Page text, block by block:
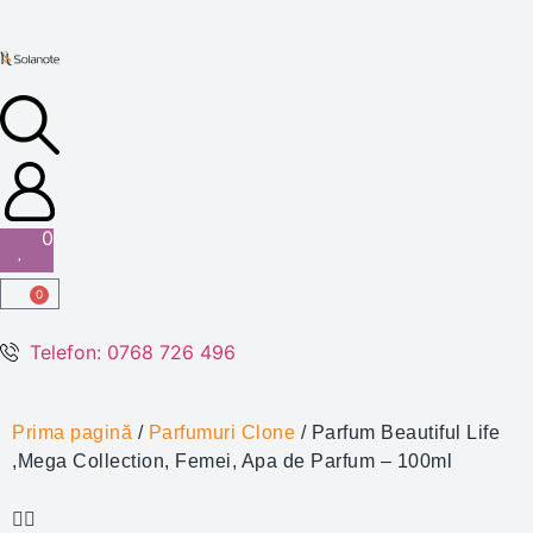
0
0
Telefon: 0768 726 496
Prima pagină / Parfumuri Clone / Parfum Beautiful Life
,Mega Collection, Femei, Apa de Parfum – 100ml